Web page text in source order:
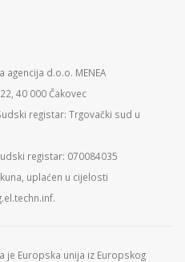
d.o.o. MENEA
40 000 Čakovec
registar: Trgovački sud u
registar: 070084035
uplaćen u cijelosti
je Europska unija iz Europskog